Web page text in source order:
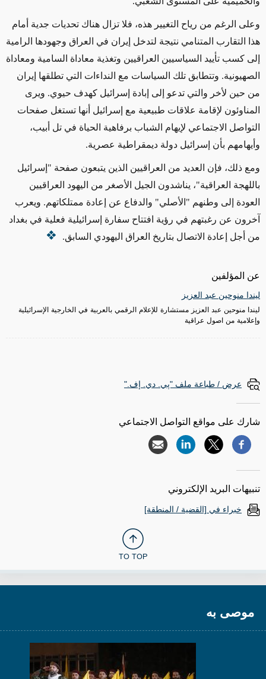
عن المؤلفين
ليندا منوحين عبد العزيز
ليندا منوحين عبد العزيز مستشارة للإعلام الرقمي بالعربية في الخارجية الإسرائيلية
وإعلامية من اصول عراقية
وعلى الرغم من رياح التغيير هذه، فلا تزال هناك تحديات جدية أمام
هذا التقارب المتنامي نتيجة لتدخل إيران في العراق وجهودها الرامية
إلى كسب تأييد السياسيين العراقيين وتغذية معاداة السامية ومعاداة
الصهيونية. وتتطابق تلك السياسات مع النداءات التي تطلقها إيران
من حين لأخر والتي تدعو إلى إبادة إسرائيل كهدف حيوي. ويرى
المناوئون لإقامة علاقات طبيعية مع إسرائيل أنها تستغل صفحات
التواصل الاجتماعي لإيهام الشباب برفاهية الحياة في تل أبيب،
وأيهامهم بأن إسرائيل دولة ديمقراطية عصرية.
ومع ذلك، فإن العديد من العراقيين الذين يتبعون صفحة "إسرائيل
باللهجة العراقية"، يناشدون الجيل الأصغر من اليهود العراقيين
العودة إلى وطنهم "الأصلي" والدفاع عن إعادة ممتلكاتهم. ويعرب
آخرون عن رغبتهم في رؤية افتتاح سفارة إسرائيلية فعلية في بغداد
من أجل إعادة الاتصال بتاريخ العراق اليهودي السابق.
عرض / طباعة ملف "پي. دي. إف."
شارك على مواقع التواصل الاجتماعي
تنبيهات البريد الإلكتروني
خبراء في [القضية / المنطقة]
TO TOP
موصى به